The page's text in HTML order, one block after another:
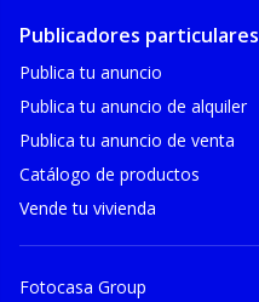
Publicadores particulares
Publica tu anuncio
Publica tu anuncio de alquiler
Publica tu anuncio de venta
Catálogo de productos
Vende tu vivienda
Fotocasa Group